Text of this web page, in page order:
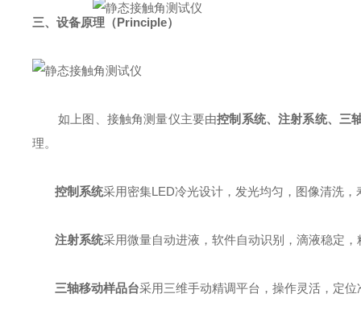
三、 设备原理（Principle）
如上图、接触角测量仪主要由控制系统、注射系统、 三
理。
控制系统采用密集LED冷光设计，发光均匀，图像清洗，
注射系统采用微量自动进液， 软件自动识别， 滴液稳定，
三轴移动样品台采用三维手动精调平台，操作灵活，定